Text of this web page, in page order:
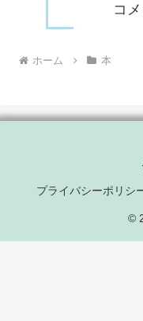
コ
ホーム 本
プライバシーポリシ
©